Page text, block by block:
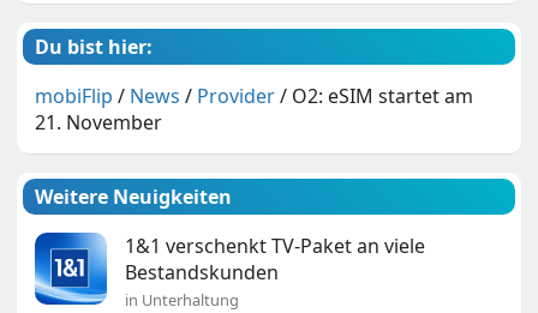
Du bist hier:
mobiFlip / News / Provider/ O2: eSIM startet am
21. November
Weitere Neuigkeiten
1&1 verschenkt TV-Paket an viele
Bestandskunden
in Unterhaltung